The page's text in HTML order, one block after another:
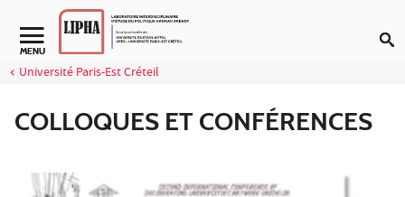
Aller au contenu
Navigation secondaire
MENU
Université Paris-Est Créteil
COLLOQUES ET CONFÉRENCES